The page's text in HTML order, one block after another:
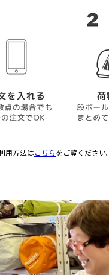
用方法はこちらをご覧ください。